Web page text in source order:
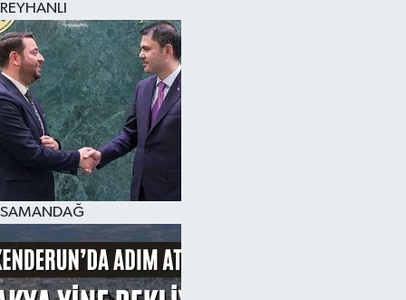
REYHANLI
SAMANDAĞ